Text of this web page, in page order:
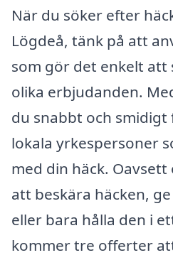
När du söker efter
Lögdeå, tänk på att
som gör det enkelt att
olika erbjudanden.
du snabbt och smidigt
lokala yrkespersoner
med din häck.
att beskära häcken,
eller bara hålla den i
kommer tre offerter